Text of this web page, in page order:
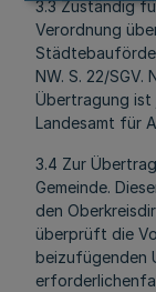
3.3 Zuständig
Verordnung
NW. S. 22/SGV.
Übertragung ist
Landesamt für
3.4 Zur
Gemeinde.
den
überprüft die
beizufügenden